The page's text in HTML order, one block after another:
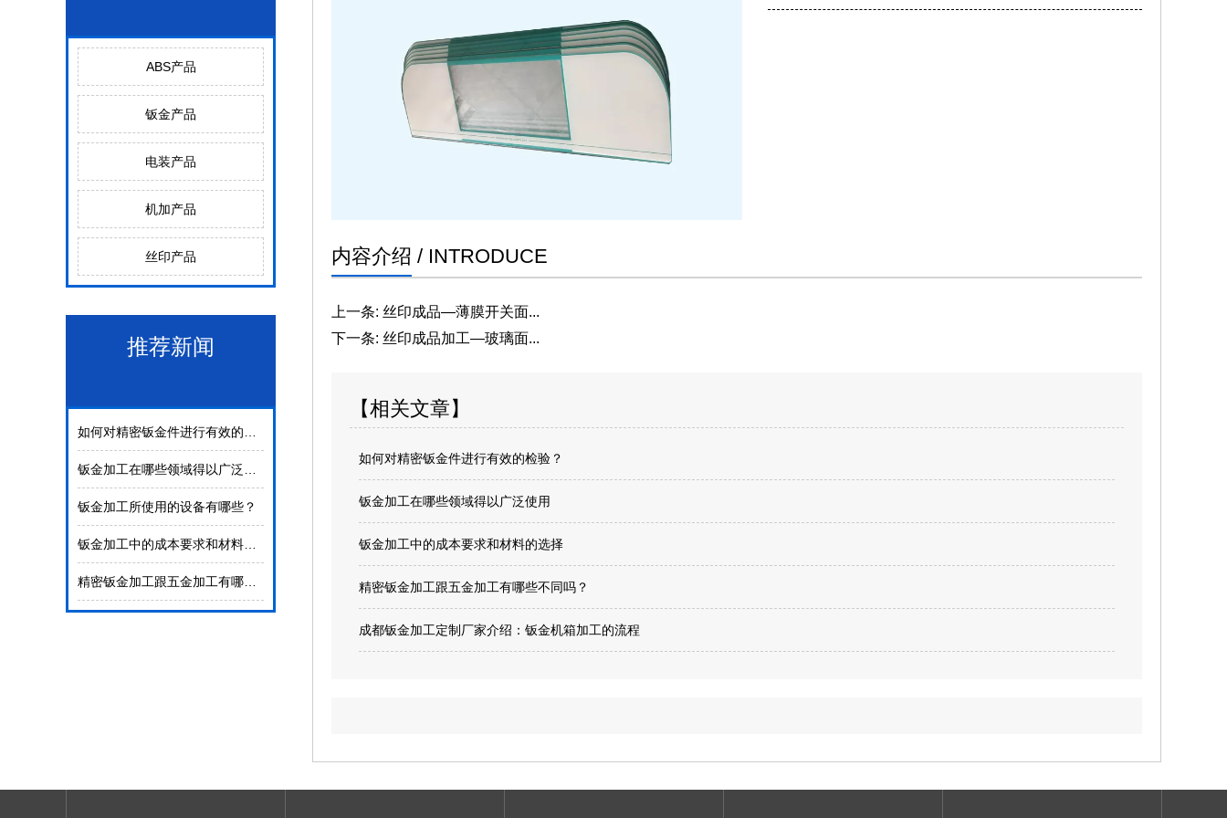
ABS产品
钣金产品
电装产品
机加产品
丝印产品
推荐新闻
钣金加工所使用的设备有哪些？
内容介绍 / INTRODUCE
上一条: 丝印成品—薄膜开关面...
下一条: 丝印成品加工—玻璃面...
【相关文章】
如何对精密钣金件进行有效的检验？
钣金加工在哪些领域得以广泛使用
钣金加工中的成本要求和材料的选择
精密钣金加工跟五金加工有哪些不同吗？
成都钣金加工定制厂家介绍：钣金机箱加工的流程